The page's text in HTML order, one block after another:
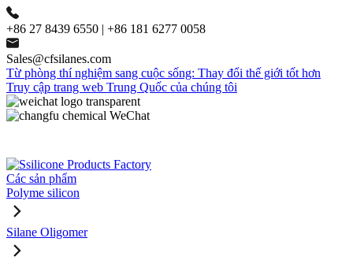
+86 27 8439 6550 | +86 181 6277 0058
Sales@cfsilanes.com
Từ phòng thí nghiệm sang cuộc sống: Thay đổi thế giới tốt hơn
Truy cập trang web Trung Quốc của chúng tôi
Các sản phẩm
Polyme silicon
Silane Oligomer